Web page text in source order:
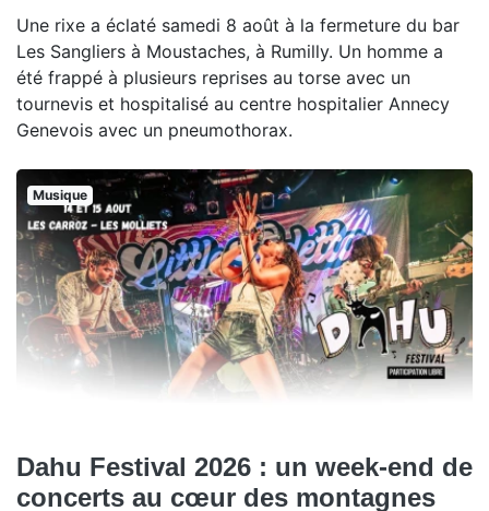
Une rixe a éclaté samedi 8 août à la fermeture du bar
Les Sangliers à Moustaches, à Rumilly. Un homme a
été frappé à plusieurs reprises au torse avec un
tournevis et hospitalisé au centre hospitalier Annecy
Genevois avec un pneumothorax.
Musique
Dahu Festival 2026 : un week-end de
concerts au cœur des montagnes